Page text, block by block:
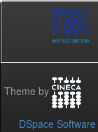
Theme by
DSpace Software